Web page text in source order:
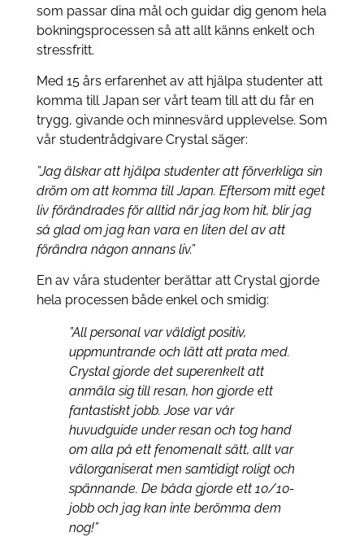
som passar dina mål och guidar dig genom hela
bokningsprocessen så att allt känns enkelt och
stressfritt.
Med 15 års erfarenhet av att hjälpa studenter att
komma till Japan ser vårt team till att du får en
trygg, givande och minnesvärd upplevelse. Som
vår studentrådgivare Crystal säger:
”Jag älskar att hjälpa studenter att förverkliga sin
dröm om att komma till Japan. Eftersom mitt eget
liv förändrades för alltid när jag kom hit, blir jag
så glad om jag kan vara en liten del av att
förändra någon annans liv.”
En av våra studenter berättar att Crystal gjorde
hela processen både enkel och smidig:
”All personal var väldigt positiv,
uppmuntrande och lätt att prata med.
Crystal gjorde det superenkelt att
anmäla sig till resan, hon gjorde ett
fantastiskt jobb. Jose var vår
huvudguide under resan och tog hand
om alla på ett fenomenalt sätt, allt var
välorganiserat men samtidigt roligt och
spännande. De båda gjorde ett 10/10-
jobb och jag kan inte berömma dem
nog!”